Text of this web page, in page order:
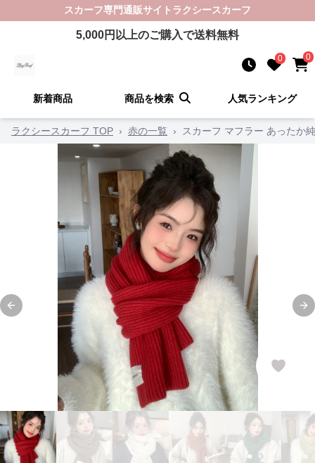
スカーフ専門通販サイト ラクシースカーフ
5,000円以上のご購入で送料無料
0 0
新着商品 商品を検索 人気ランキング
ラクシースカーフ TOP › 赤の一覧 › スカーフ マフラー あったか
Previous slide